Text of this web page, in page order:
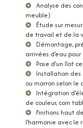
Analyse des
meuble)
Étude sur
de travail et de la
Démontage,
arrivées d’eau pour
Pose d’un îlot
Installation des
ou marron selon le
Intégration
de couleur, coin
Finitions haut
l’harmonie avec